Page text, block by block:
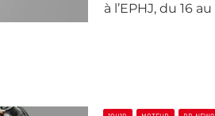
à l’EPHJ, du 16